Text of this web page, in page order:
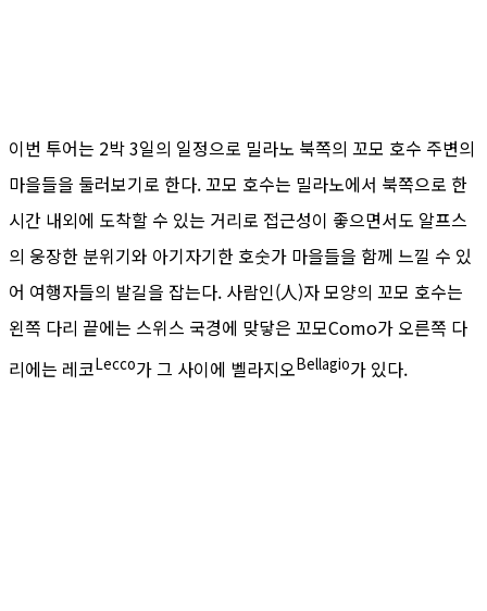
이번 투어는 2박 3일의 일정으로 밀라노 북쪽의 꼬모 호수 주변의
마을들을 둘러보기로 한다. 꼬모 호수는 밀라노에서 북쪽으로 한
시간 내외에 도착할 수 있는 거리로 접근성이 좋으면서도 알프스
의 웅장한 분위기와 아기자기한 호숫가 마을들을 함께 느낄 수 있
어 여행자들의 발길을 잡는다. 사람인(人)자 모양의 꼬모 호수는
왼쪽 다리 끝에는 스위스 국경에 맞닿은 꼬모Como가 오른쪽 다
리에는 레코Lecco가 그 사이에 벨라지오Bellagio가 있다.